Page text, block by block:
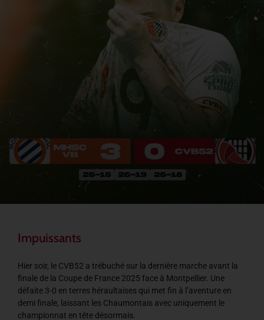
Impuissants
Hier soir, le CVB52 a trébuché sur la dernière marche avant la
finale de la Coupe de France 2025 face à Montpellier. Une
défaite 3-0 en terres héraultaises qui met fin à l’aventure en
demi finale, laissant les Chaumontais avec uniquement le
championnat en tête désormais.